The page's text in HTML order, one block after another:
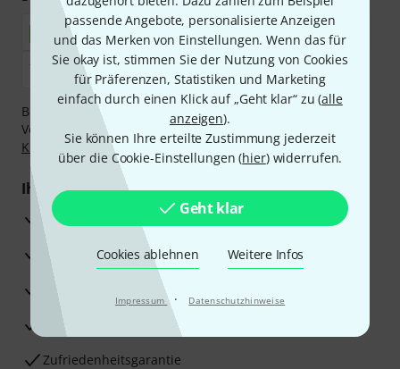
passende Angebote, personalisierte Anzeigen
und das Merken von Einstellungen. Wenn das für
Sie okay ist, stimmen Sie der Nutzung von Cookies
für Präferenzen, Statistiken und Marketing
einfach durch einen Klick auf „Geht klar“ zu (alle
anzeigen).
Sie können Ihre erteilte Zustimmung jederzeit
über die Cookie-Einstellungen (hier) widerrufen.
Geht klar
Cookies ablehnen Weitere Infos
Impressum · Datenschutzhinweise
Bezahlen Sie vertraulich und sicher per Nachnahme,
Vorkasse, PayPal, Amazon Pay,Klarna Sofort bezahlen
Klarna Ratenzahlungoder Kreditkarte.
Ihre Vorteile
3 Jahre Thomann Garantie
30 Tage Money-Back-Garantie
Beratung durch Fachexperten
Zufriedenheitsgarantie